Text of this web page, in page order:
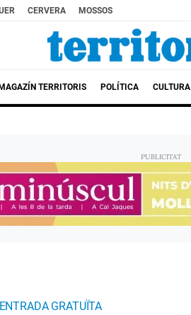
CERVERA MOSSOS
TERRITORIS POLÍTICA CULTURA
GRATUÏTA